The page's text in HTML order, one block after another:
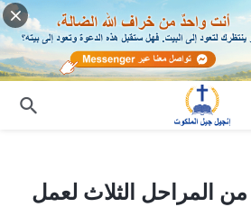
المراحل الثلاث لعمل